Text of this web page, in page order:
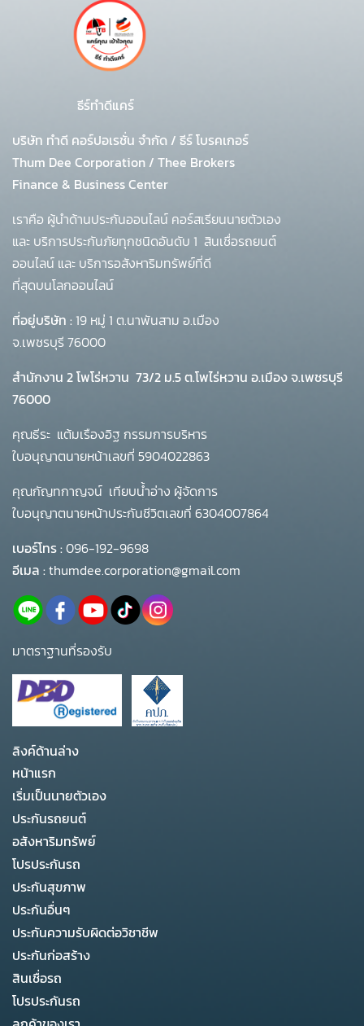
ธีร์ทำดีแคร์
บริษัท ทำดี คอร์ปอเรชั่น จำกัด / ธีร์ โบรคเกอร์
Thum Dee Corporation / Thee Brokers
Finance & Business Center
เราคือ ผู้นำด้านประกันออนไลน์ คอร์สเรียนนายตัวเอง
และ บริการประกันภัยทุกชนิดอันดับ 1 สินเชื่อรถยนต์
ออนไลน์ และ บริการอสังหาริมทรัพย์ที่ดี
ที่สุดบนโลกออนไลน์
ที่อยู่บริษัท : 19 หมู่ 1 ต.นาพันสาม อ.เมือง
จ.เพชรบุรี 76000
สำนักงาน 2 โพโร่หวาน 73/2 ม.5 ต.โพไร่หวาน อ.เมือง จ.เพชรบุรี
76000
คุณธีระ แต้มเรืองอิฐ กรรมการบริหาร
ใบอนุญาตนายหน้าเลขที่ 5904022863
คุณกัญทกาญจน์ เทียบน้ำอ่าง ผู้จัดการ
ใบอนุญาตนายหน้าประกันชีวิตเลขที่ 6304007864
เบอร์โทร :096-192-9698
อีเมล :thumdee.corporation@gmail.com
มาตราฐานที่รองรับ
ลิงค์ด้านล่าง
หน้าแรก
เริ่มเป็นนายตัวเอง
ประกันรถยนต์
อสังหาริมทรัพย์
โปรประกันรถ
ประกันสุขภาพ
ประกันอื่นๆ
ประกันความรับผิดต่อวิชาชีพ
ประกันก่อสร้าง
สินเชื่อรถ
โปรประกันรถ